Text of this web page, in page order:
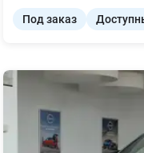
Под заказ